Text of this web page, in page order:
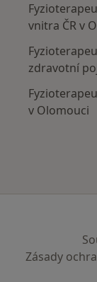
vnitra ČR v
zdravotní
v Olomouci
Zásady